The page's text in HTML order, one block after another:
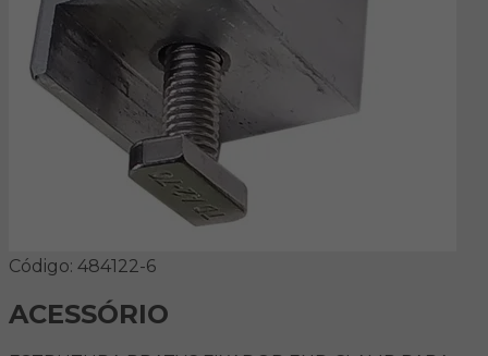
Código: 484122-6
ACESSÓRIO